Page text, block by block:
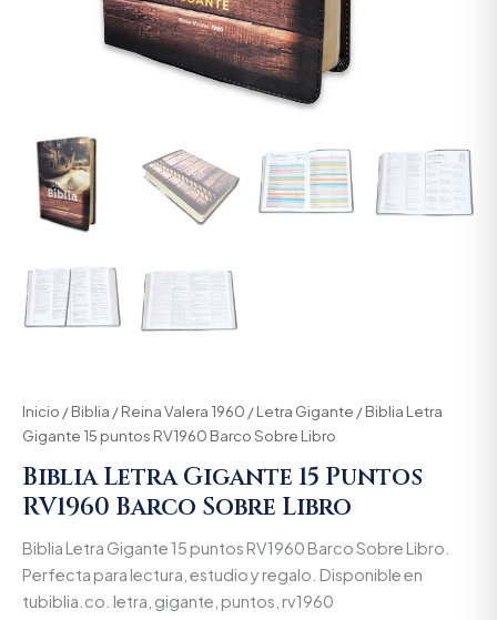
Inicio /Biblia /Reina Valera 1960 /Letra Gigante / Biblia Letra
Gigante 15 puntos RV1960 Barco Sobre Libro
Biblia Letra Gigante 15 Puntos
RV1960 Barco Sobre Libro
Biblia Letra Gigante 15 puntos RV1960 Barco Sobre Libro.
Perfecta para lectura, estudio y regalo. Disponible en
tubiblia.co. letra, gigante, puntos, rv1960